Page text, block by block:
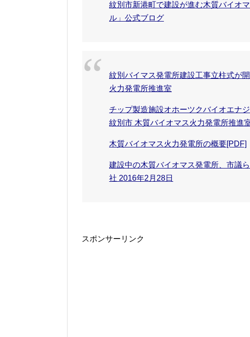
紋別市新港町で建設が進む木質バイオ
ル」公式ブログ
紋別バイマス発電所建設工事立柱式が
火力発電所推進室
チップ製造施設オホーツクバイオエ
紋別市 木質バイオマス火力発電所推進
木質バイオマス火力発電所の概要[PDF]
建設中の木質バイオマス発電所、市議
社 2016年2月28日
スポンサーリンク